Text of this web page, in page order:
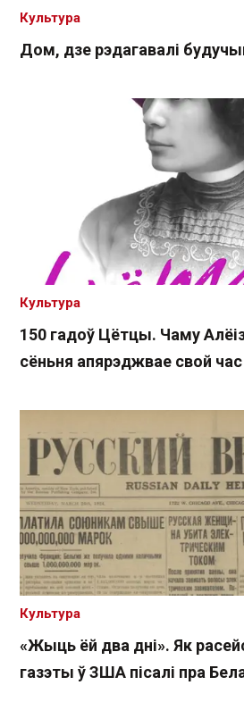
Дом, дзе рэдагавалі
Культура
150 гадоў Цётцы. Чаму
сёньня апярэджвае свой час
Культура
«Жыць ёй два дні». Як
газэты ў ЗША пісалі пра
Культура